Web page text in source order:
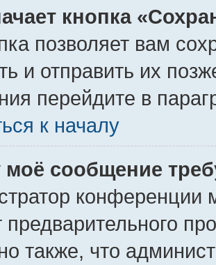
кнопка
позволяет вам
и отправить их
перейдите в
к началу
сообщение
конференции
предварительного
также, что